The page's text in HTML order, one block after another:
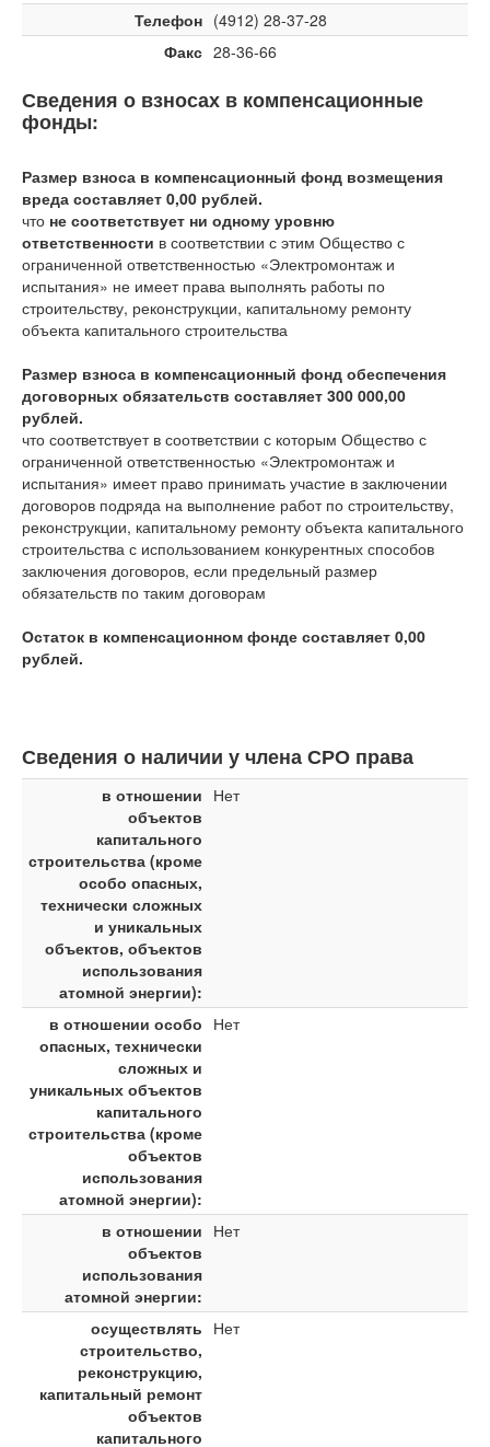
Телефон (4912) 28-37-28
Факс 28-36-66
Сведения о взносах в компенсационные
фонды:
Размер взноса в компенсационный фонд возмещения
вреда составляет 0,00 рублей.
что не соответствует ни одному уровню
ответственности в соответствии с этим Общество с
ограниченной ответственностью «Электромонтаж и
испытания» не имеет права выполнять работы по
строительству, реконструкции, капитальному ремонту
объекта капитального строительства
Размер взноса в компенсационный фонд обеспечения
договорных обязательств составляет 300 000,00
рублей.
что соответствует в соответствии с которым Общество с
ограниченной ответственностью «Электромонтаж и
испытания» имеет право принимать участие в заключении
договоров подряда на выполнение работ по строительству,
реконструкции, капитальному ремонту объекта капитального
строительства с использованием конкурентных способов
заключения договоров, если предельный размер
обязательств по таким договорам
Остаток в компенсационном фонде составляет 0,00
рублей.
Сведения о наличии у члена СРО права
в отношении
объектов
капитального
строительства (кроме
особо опасных,
технически сложных
и уникальных
объектов, объектов
использования
атомной энергии):
Нет
в отношении особо
опасных, технически
сложных и
уникальных объектов
капитального
строительства (кроме
объектов
использования
атомной энергии):
Нет
в отношении
объектов
использования
атомной энергии:
Нет
осуществлять
строительство,
реконструкцию,
капитальный ремонт
объектов
капитального
Нет